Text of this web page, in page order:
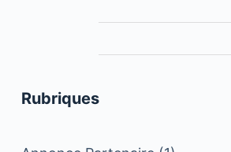
Rubriques